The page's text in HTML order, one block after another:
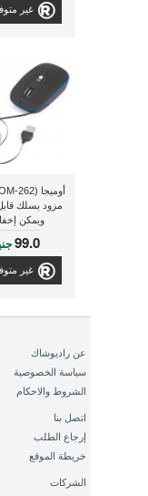
غير
مزود بسلك
ويمكن
99.0
غير
عن راديوشاك
سياسة الخصوصية
الشروط والاحكام
اتصل بنا
إرجاع الطلب
خريطة الموقع
الشركات